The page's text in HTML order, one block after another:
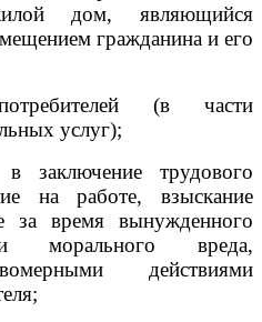
дом, являющийся
гражданина и его
(в части
услуг);
заключение трудового
на работе, взыскание
за время вынужденного
морального вреда,
действиями